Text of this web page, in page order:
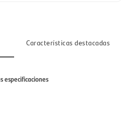
Características destacadas
Hombre, Mujer
especificaciones